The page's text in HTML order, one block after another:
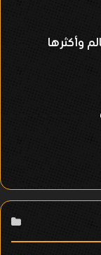
وأكثرها